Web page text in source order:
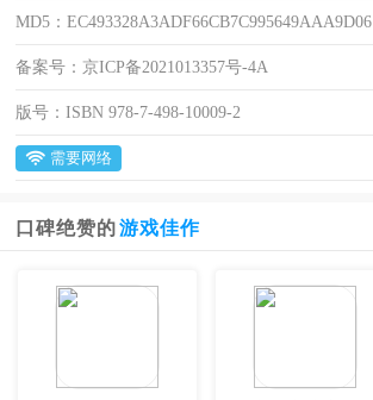
MD5：EC493328A3ADF66CB7C995649AAA9D06
备案号： 京ICP备2021013357号-4A
版号：ISBN 978-7-498-10009-2
需要网络
口碑绝赞的 游戏佳作